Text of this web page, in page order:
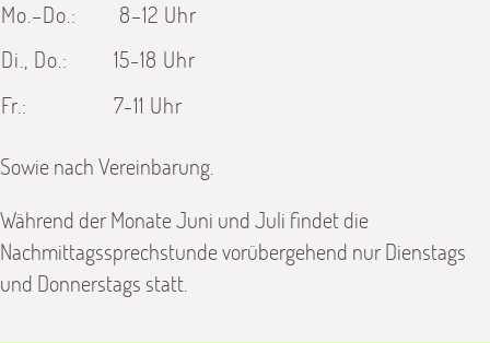
Mo.–Do.:
8–12 Uhr
Di., Do.:
15-18 Uhr
Fr.:
7-11 Uhr
Sowie nach Vereinbarung.
Während der Monate Juni und Juli findet die
Nachmittagssprechstunde vorübergehend nur Dienstags
und Donnerstags statt.